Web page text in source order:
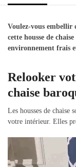
Voulez-vous embellir
cette housse de
environnement frais
Relooker
chaise
Les housses de chaise
votre intérieur. Elles